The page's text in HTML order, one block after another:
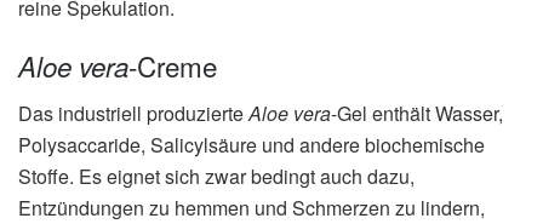
reine Spekulation.
Aloe vera-Creme
Das industriell produzierteAloe vera-Gel enthält Wasser,
Polysaccaride, Salicylsäure und andere biochemische
Stoffe. Es eignet sich zwar bedingt auch dazu,
Entzündungen zu hemmen und Schmerzen zu lindern,